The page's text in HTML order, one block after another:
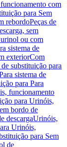
com
para Sem
rebordoPeças de
sem
urinol ou com
sistema de
exteriorCom
de substituição para
sistema de
para Para
funcionamento
para Urinóis,
bordo de
descargaUrinóis,
Urinóis,
para Sem
de